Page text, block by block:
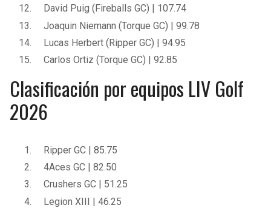
David Puig (Fireballs GC) | 107.74
Joaquin Niemann (Torque GC) | 99.78
Lucas Herbert (Ripper GC) | 94.95
Carlos Ortiz (Torque GC) | 92.85
Clasificación por equipos LIV Golf
2026
Ripper GC | 85.75
4Aces GC | 82.50
Crushers GC | 51.25
Legion XIII | 46.25